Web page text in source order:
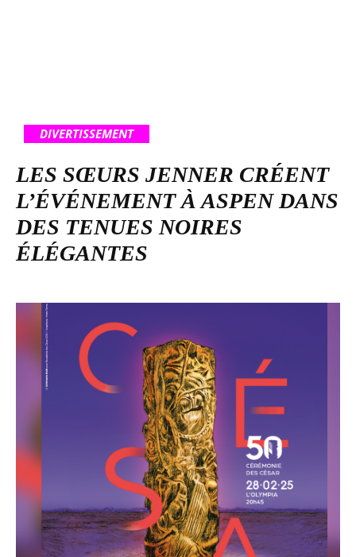
DIVERTISSEMENT
LES SŒURS JENNER CRÉENT
L’ÉVÉNEMENT À ASPEN DANS
DES TENUES NOIRES
ÉLÉGANTES